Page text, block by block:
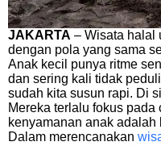
JAKARTA – Wisata halal
dengan pola yang sama
Anak kecil punya ritme
dan sering kali tidak
sudah kita susun rapi. Di
Mereka terlalu fokus
kenyamanan anak
Dalam merencanakan